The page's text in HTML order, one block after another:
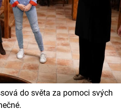
do světa za pomoci svých